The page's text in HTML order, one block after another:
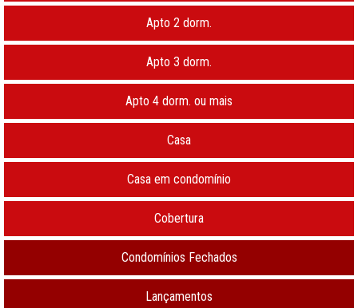
Apto 2 dorm.
Apto 3 dorm.
Apto 4 dorm. ou mais
Casa
Casa em condomínio
Cobertura
Condomínios Fechados
Lançamentos